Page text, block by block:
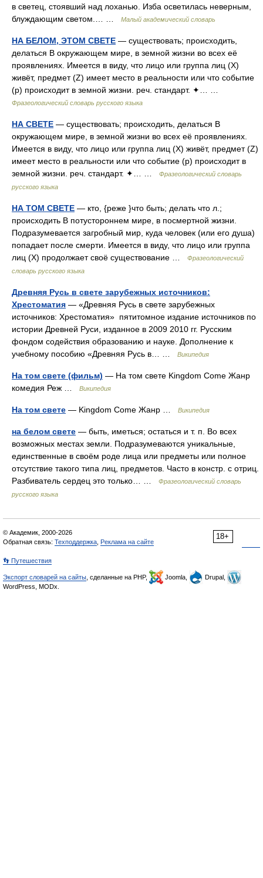
в светец, стоявший над лоханью. Изба осветилась неверным,
блуждающим светом.… …
Малый академический словарь
НА БЕЛОМ, ЭТОМ СВЕТЕ — существовать; происходить,
делаться В окружающем мире, в земной жизни во всех её
проявлениях. Имеется в виду, что лицо или группа лиц (X)
живёт, предмет (Z) имеет место в реальности или что событие
(p) происходит в земной жизни. реч. стандарт. ✦… …
Фразеологический словарь русского языка
НА СВЕТЕ — существовать; происходить, делаться В
окружающем мире, в земной жизни во всех её проявлениях.
Имеется в виду, что лицо или группа лиц (X) живёт, предмет (Z)
имеет место в реальности или что событие (p) происходит в
земной жизни. реч. стандарт. ✦… …
Фразеологический словарь
русского языка
НА ТОМ СВЕТЕ — кто, {реже }что быть; делать что л.;
происходить В потустороннем мире, в посмертной жизни.
Подразумевается загробный мир, куда человек (или его душа)
попадает после смерти. Имеется в виду, что лицо или группа
лиц (X) продолжает своё существование …
Фразеологический
словарь русского языка
Древняя Русь в свете зарубежных источников:
Хрестоматия — «Древняя Русь в свете зарубежных
источников: Хрестоматия» пятитомное издание источников по
истории Древней Руси, изданное в 2009 2010 гг. Русским
фондом содействия образованию и науке. Дополнение к
учебному пособию «Древняя Русь в… …
Википедия
На том свете (фильм) — На том свете Kingdom Come Жанр
комедия Реж …
Википедия
На том свете — Kingdom Come Жанр … Википедия
на белом свете — быть, иметься; остаться и т. п. Во всех
возможных местах земли. Подразумеваются уникальные,
единственные в своём роде лица или предметы или полное
отсутствие такого типа лиц, предметов. Часто в констр. с отриц.
Разбиватель сердец это только… …
Фразеологический словарь
русского языка
18+
© Академик, 2000-2026
Обратная связь: Техподдержка Реклама на сайте
👣 Путешествия
Экспорт словарей на сайты , сделанные на PHP, Joomla,
Drupal,
WordPress, MODx.